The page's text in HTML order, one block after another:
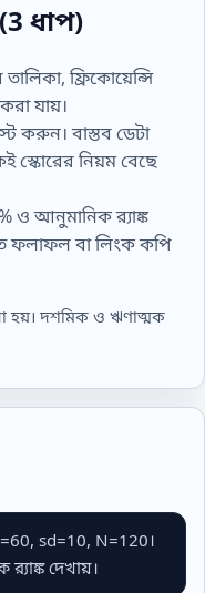
ধাপ)
ফ্রিকোয়েন্সি
যায়।
করুন। বাস্তব ডেটা
স্কোরের নিয়ম বেছে
% ও আনুমানিক র‍্যাঙ্ক
ফলাফল বা লিংক কপি
হয়। দশমিক ও ঋণাত্মক
sd=10, N=120।
দেখায়।